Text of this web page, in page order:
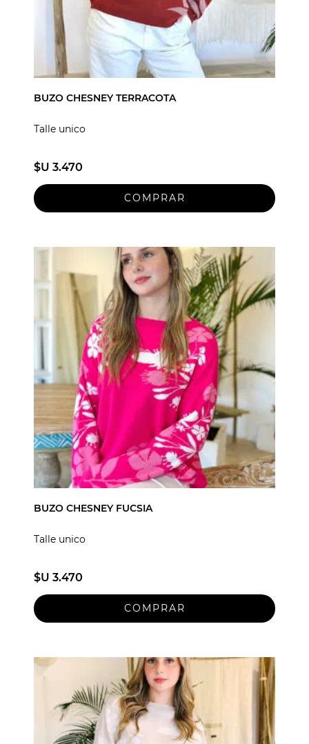
BUZO CHESNEY TERRACOTA
Talle unico
$U 3.470
BUZO CHESNEY FUCSIA
Talle unico
$U 3.470